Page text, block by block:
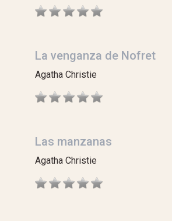
La venganza de Nofret
Agatha Christie
Las manzanas
Agatha Christie